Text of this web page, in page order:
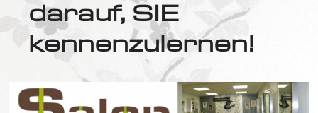
darauf, SIE
kennenzulernen!